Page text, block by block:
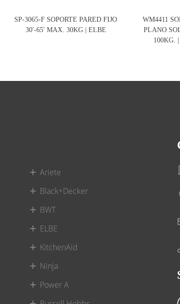
SP-3065-F SOPORTE PARED FIJO
30′-65′ MAX. 30KG | ELBE
WM4411
PLANO
100KG.
Ariete
Black+Decker
BWT
ELBE
KitchenAid
Ninja
Power A